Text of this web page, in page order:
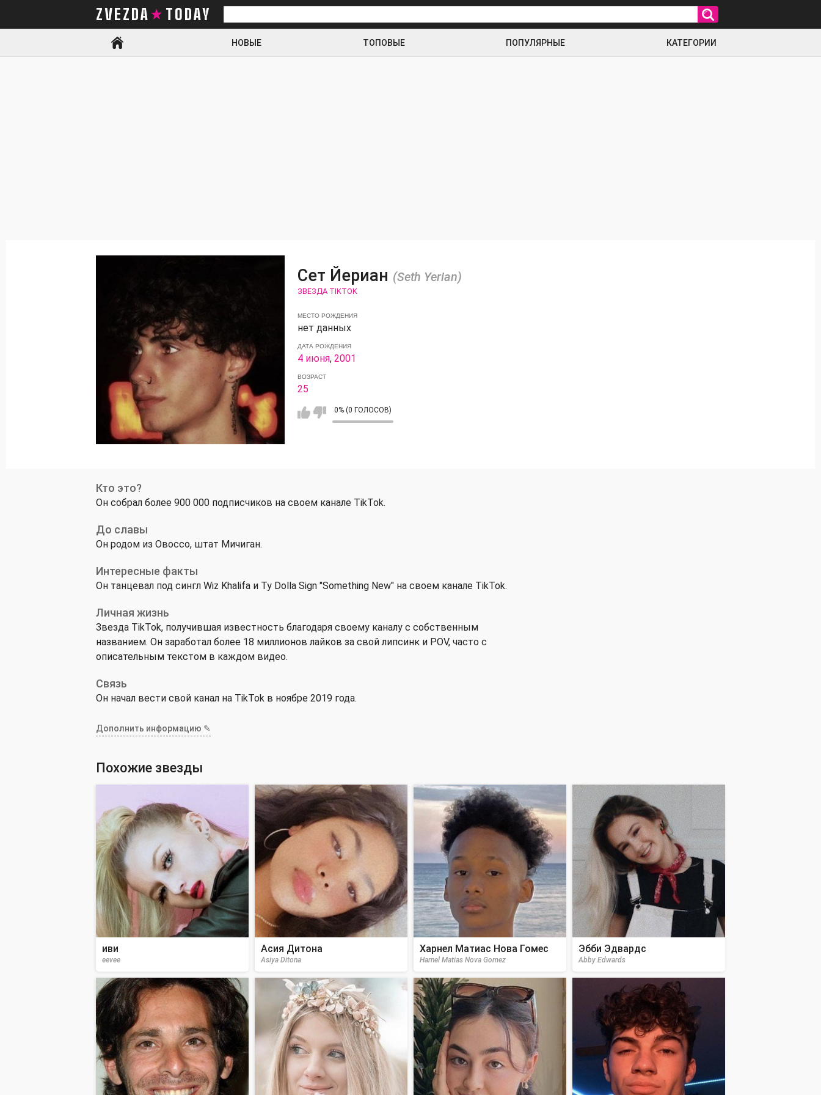
ZVEZDA TODAY
Искать
НОВЫЕ ТОПОВЫЕ ПОПУЛЯРНЫЕ КАТЕГОРИИ
Сет Йериан (Seth Yerian)
ЗВЕЗДА TIKTOK
МЕСТО РОЖДЕНИЯ
нет данных
ДАТА РОЖДЕНИЯ
4 июня, 2001
ВОЗРАСТ
25
0% (0 ГОЛОСОВ)
Кто это?
Он собрал более 900 000 подписчиков на своем канале TikTok.
До славы
Он родом из Овоссо, штат Мичиган.
Интересные факты
Он танцевал под сингл Wiz Khalifa и Ty Dolla Sign "Something New" на своем канале TikTok.
Личная жизнь
Звезда TikTok, получившая известность благодаря своему каналу с собственным
названием. Он заработал более 18 миллионов лайков за свой липсинк и POV, часто с
описательным текстом в каждом видео.
Связь
Он начал вести свой канал на TikTok в ноябре 2019 года.
Дополнить информацию ✎
Похожие звезды
иви
eevee
Асия Дитона
Asiya Ditona
Харнел Матиас Нова Гомес
Harnel Matias Nova Gomez
Эбби Эдвардс
Abby Edwards